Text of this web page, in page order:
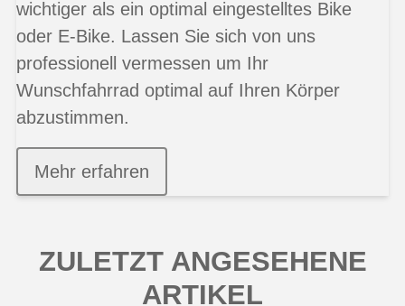
wichtiger als ein optimal eingestelltes Bike
oder E-Bike. Lassen Sie sich von uns
professionell vermessen um Ihr
Wunschfahrrad optimal auf Ihren Körper
abzustimmen.
Mehr erfahren
ZULETZT ANGESEHENE
ARTIKEL